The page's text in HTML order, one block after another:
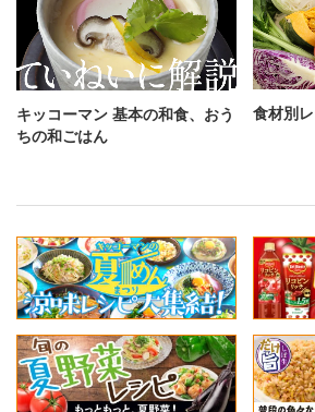
キッコーマン 基本の和食、おう
ちの和ごはん
食材別